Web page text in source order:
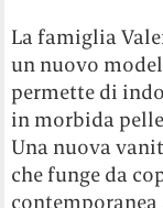
La famiglia
un nuovo
permette di
in morbida
Una nuova
che funge da